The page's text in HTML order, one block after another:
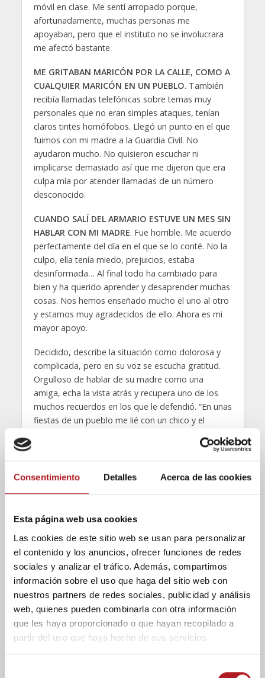
Consentimiento Detalles Acerca de las cookies
Esta página web usa cookies
Las cookies de este sitio web se usan para personalizar
el contenido y los anuncios, ofrecer funciones de redes
sociales y analizar el tráfico. Además, compartimos
información sobre el uso que haga del sitio web con
nuestros partners de redes sociales, publicidad y análisis
web, quienes pueden combinarla con otra información
que les haya proporcionado o que hayan recopilado a
partir del uso que haya hecho de sus servicios.
móvil en clase. Me sentí arropado porque,
afortunadamente, muchas personas me
apoyaban, pero que el instituto no se involucrara
me afectó bastante.
ME GRITABAN MARICÓN POR LA CALLE, COMO A
CUALQUIER MARICÓN EN UN PUEBLO. También
recibía llamadas telefónicas sobre temas muy
personales que no eran simples ataques, tenían
claros tintes homófobos. Llegó un punto en el que
fuimos con mi madre a la Guardia Civil. No
ayudaron mucho. No quisieron escuchar ni
implicarse demasiado así que me dijeron que era
culpa mía por atender llamadas de un número
desconocido.
CUANDO SALÍ DEL ARMARIO ESTUVE UN MES SIN
HABLAR CON MI MADRE. Fue horrible. Me acuerdo
perfectamente del día en el que se lo conté. No la
culpo, ella tenía miedo, prejuicios, estaba
desinformada… Al final todo ha cambiado para
bien y ha querido aprender y desaprender muchas
cosas. Nos hemos enseñado mucho el uno al otro
y estamos muy agradecidos de ello. Ahora es mi
mayor apoyo.
Decidido, describe la situación como dolorosa y
complicada, pero en su voz se escucha gratitud.
Orgulloso de hablar de su madre como una
amiga, echa la vista atrás y recupera uno de los
muchos recuerdos en los que le defendió. “En unas
fiestas de un pueblo me lié con un chico y el
besándose e, imitando la voz de su madre y
todavía sorprendido por lo ocurrido, replica las
“¡Como vuelvas a echar a mi hijo de un sitio por
SIEMPRE HE TENIDO BASTANTE MADUREZ
MENTAL. A día de hoy me diría que me relajase,
que solo son cuatro garrulos que no saben lo que
están haciendo. Algún día te dejarán propina en un
bolo. La gente viene y va; tú solo tienes que seguir
adelante, apoyarte en tu familia y en las personas
a las que les importas. Si te lo propones vas a ser